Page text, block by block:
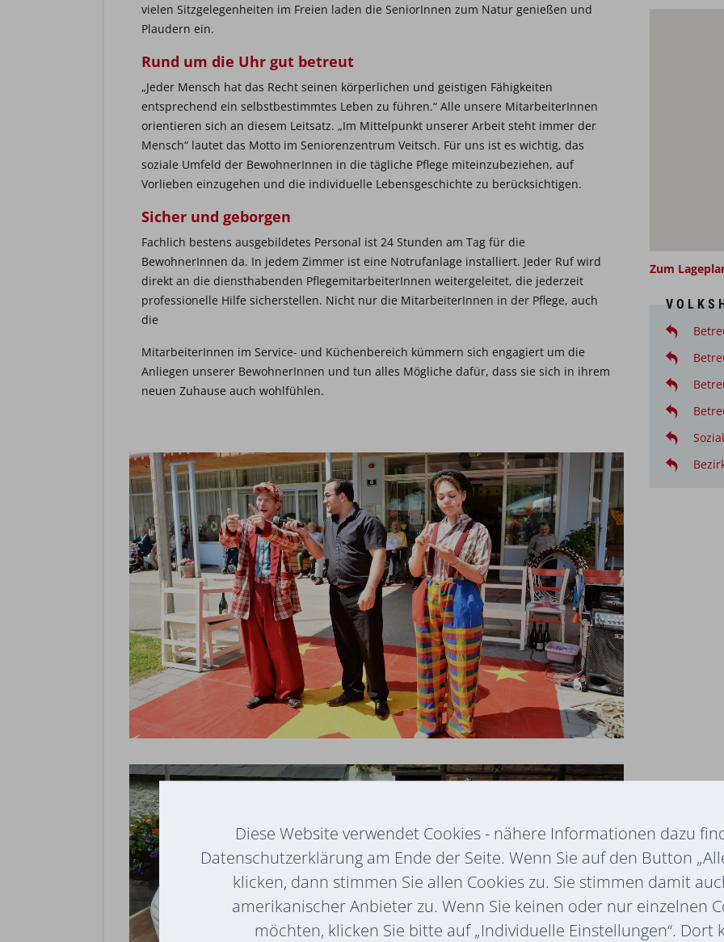
vielen Sitzgelegenheiten im Freien laden die SeniorInnen zum Natur genießen und
Plaudern ein.
Rund um die Uhr gut betreut
„Jeder Mensch hat das Recht seinen körperlichen und geistigen Fähigkeiten
entsprechend ein selbstbestimmtes Leben zu führen.“ Alle unsere MitarbeiterInnen
orientieren sich an diesem Leitsatz. „Im Mittelpunkt unserer Arbeit steht immer der
Mensch“ lautet das Motto im Seniorenzentrum Veitsch. Für uns ist es wichtig, das
soziale Umfeld der BewohnerInnen in die tägliche Pflege miteinzubeziehen, auf
Vorlieben einzugehen und die individuelle Lebensgeschichte zu berücksichtigen.
Sicher und geborgen
Fachlich bestens ausgebildetes Personal ist 24 Stunden am Tag für die
BewohnerInnen da. In jedem Zimmer ist eine Notrufanlage installiert. Jeder Ruf wird
direkt an die diensthabenden PflegemitarbeiterInnen weitergeleitet, die jederzeit
professionelle Hilfe sicherstellen. Nicht nur die MitarbeiterInnen in der Pflege, auch
die
MitarbeiterInnen im Service- und Küchenbereich kümmern sich engagiert um die
Anliegen unserer BewohnerInnen und tun alles Mögliche dafür, dass sie sich in ihrem
neuen Zuhause auch wohlfühlen.
Zum
Diese Website verwendet Cookies - nähere Informationen dazu
Datenschutzerklärung am Ende der Seite. Wenn Sie auf den Button
klicken, dann stimmen Sie allen Cookies zu. Sie stimmen damit
amerikanischer Anbieter zu. Wenn Sie keinen oder nur einzelnen
möchten, klicken Sie bitte auf „Individuelle Einstellungen“. Dort